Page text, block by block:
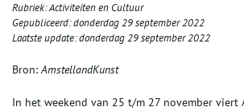
Rubriek:Activiteiten en Cultuur
Gepubliceerd:donderdag 29 september 2022
Laatste update:donderdag 29 september 2022
Bron:AmstellandKunst
In het weekend van 25 t/m 27 november viert